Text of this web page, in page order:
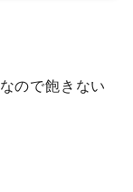
ので飽きない